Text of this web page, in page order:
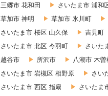
三郷市 花和田
さいたま市 浦和
草加市 神明
草加市 氷川町
さいたま市 桜区 山久保
吉見町
さいたま市 北区 今羽町
さいた
越谷市
所沢市 八潮市 木曽
さいたま市 岩槻区 相野原
さい
さいたま市 西区 指扇
さいたま